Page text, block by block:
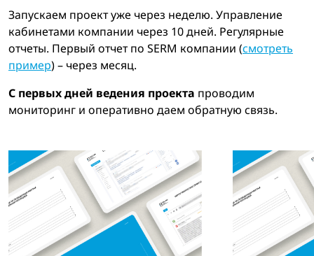
Запускаем проект уже через неделю. Управление
кабинетами компании через 10 дней. Регулярные
отчеты. Первый отчет по SERM компании (смотреть
пример) – через месяц.
С первых дней ведения проекта проводим
мониторинг и оперативно даем обратную связь.